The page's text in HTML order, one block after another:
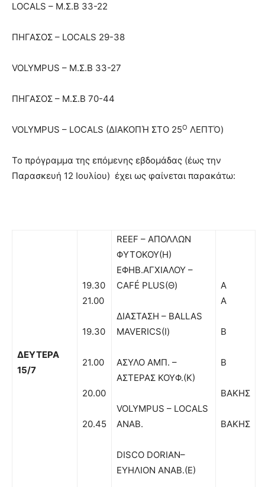
LOCALS – Μ.Σ.Β 33-22
ΠΗΓΑΣΟΣ – LOCALS 29-38
VOLYMPUS – Μ.Σ.Β 33-27
ΠΗΓΑΣΟΣ – Μ.Σ.Β 70-44
VOLYMPUS – LOCALS (ΔΙΑΚΟΠΉ ΣΤΟ 25Ο ΛΕΠΤΌ)
Το πρόγραμμα της επόμενης εβδομάδας (έως την
Παρασκευή 12 Ιουλίου) έχει ως φαίνεται παρακάτω:
ΔΕΥΤΕΡΑ
15/7
19.30
21.00
19.30
21.00
20.00
20.45
REEF – ΑΠΟΛΛΩΝ
ΦΥΤΟΚΟΥ(Η)
ΕΦΗΒ.ΑΓΧΙΑΛΟΥ –
CAFÉ PLUS(Θ)
ΔΙΑΣΤΑΣΗ – BALLAS
MAVERICS(Ι)
ΑΣΥΛΟ ΑΜΠ. –
ΑΣΤΕΡΑΣ ΚΟΥΦ.(Κ)
VOLYMPUS – LOCALS
ΑΝΑΒ.
DISCO DORIAN–
ΕΥΗΛΙΟΝ ΑΝΑΒ.(Ε)
Α
Α
Β
Β
ΒΑΚΗΣ
ΒΑΚΗΣ